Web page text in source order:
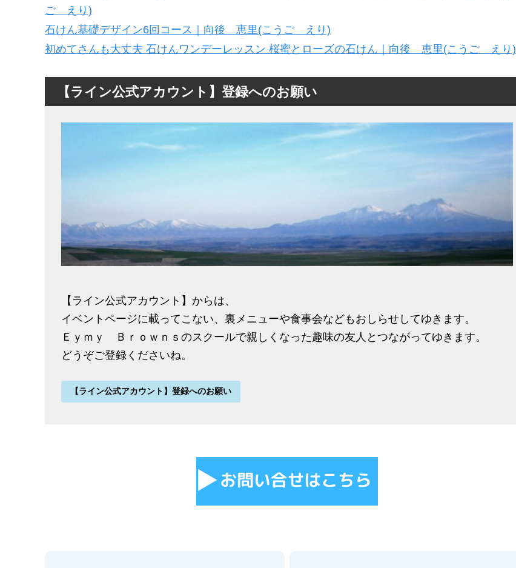
ご えり)
石けん基礎デザイン6回コース｜向後 恵里(こうご えり)
初めてさんも大丈夫 石けんワンデーレッスン 桜蜜とローズの石けん｜向後 恵里(こうご えり)
【ライン公式アカウント】登録へのお願い
【ライン公式アカウント】からは、
イベントページに載ってこない、裏メニューや食事会などもおしらせしてゆきます。
Ｅｙｍｙ Ｂｒｏｗｎｓのスクールで親しくなった趣味の友人とつながってゆきます。
どうぞご登録くださいね。
【ライン公式アカウント】登録へのお願い